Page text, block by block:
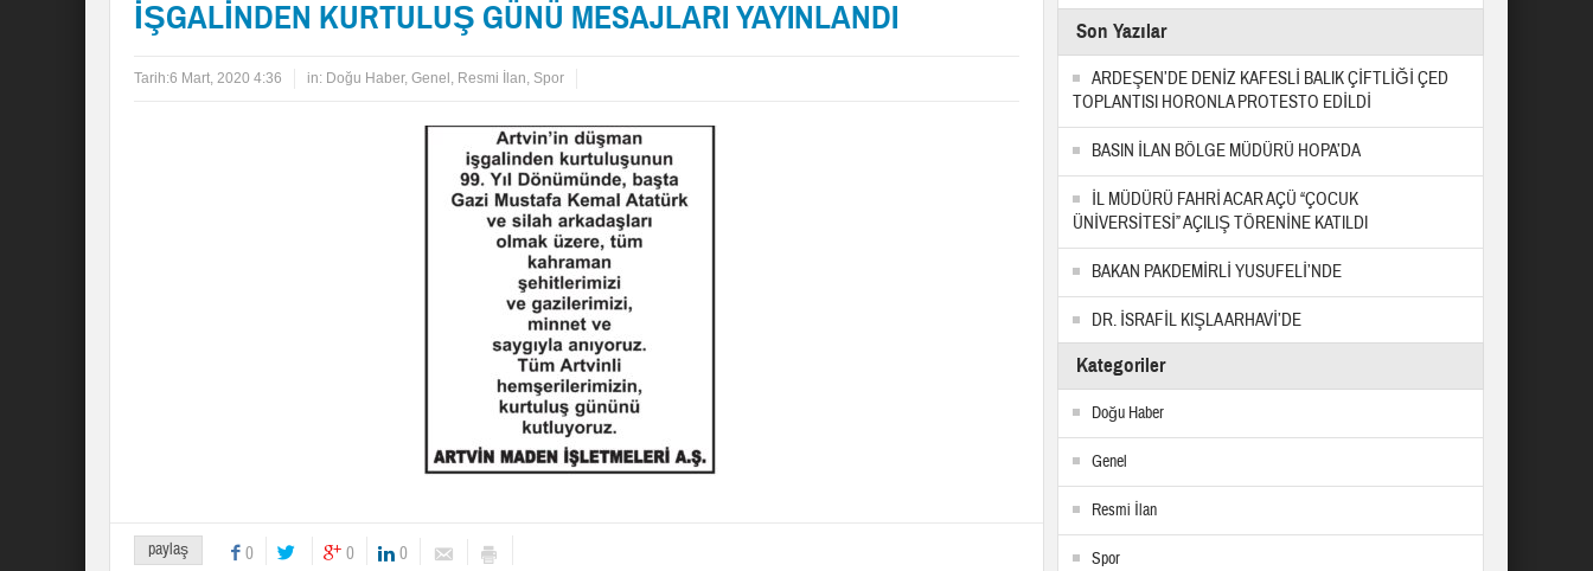
İŞGALİNDEN KURTULUŞ GÜNÜ MESAJLARI YAYINLANDI
Tarih:6 Mart, 2020 4:36 in: Doğu Haber, Genel , Resmi İlan, Spor
paylaş 0 0 0
Son Yazılar
ARDEŞEN’DE DENİZ KAFESLİ BALIK ÇİFTLİĞİ ÇED
TOPLANTISI HORONLA PROTESTO EDİLDİ
BASIN İLAN BÖLGE MÜDÜRÜ HOPA’DA
İL MÜDÜRÜ FAHRİ ACAR AÇÜ “ÇOCUK
ÜNİVERSİTESİ” AÇILIŞ TÖRENİNE KATILDI
BAKAN PAKDEMİRLİ YUSUFELİ’NDE
DR. İSRAFİL KIŞLA ARHAVİ’DE
Kategoriler
Doğu Haber
Genel
Resmi İlan
Spor